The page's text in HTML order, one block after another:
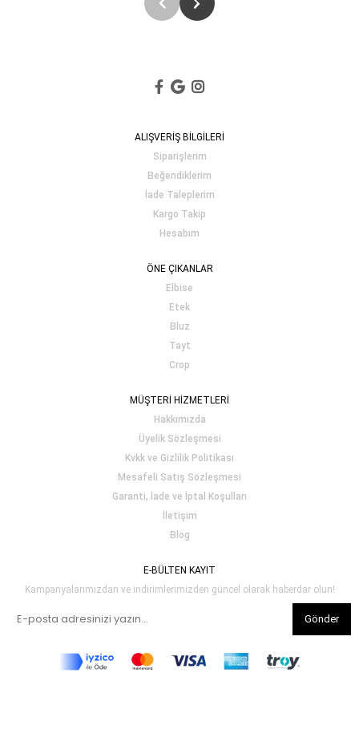
ALIŞVERİŞ BİLGİLERİ
Siparişlerim
Beğendiklerim
İade Taleplerim
Kargo Takip
Hesabım
ÖNE ÇIKANLAR
Elbise
Etek
Bluz
Tayt
Crop
MÜŞTERİ HİZMETLERİ
Hakkımızda
Üyelik Sözleşmesi
Kvkk ve Gizlilik Politikası
Mesafeli Satış Sözleşmesi
Garanti, İade ve İptal Koşulları
İletişim
Blog
E-BÜLTEN KAYIT
Kampanyalarımızdan ve indirimlerimizden güncel olarak haberdar olun!
Gönder